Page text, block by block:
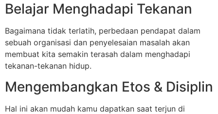
Belajar Menghadapi Tekanan
Bagaimana tidak terlatih, perbedaan pendapat dalam
sebuah organisasi dan penyelesaian masalah akan
membuat kita semakin terasah dalam menghadapi
tekanan-tekanan hidup.
Mengembangkan Etos & Disiplin
Hal ini akan mudah kamu dapatkan saat terjun di